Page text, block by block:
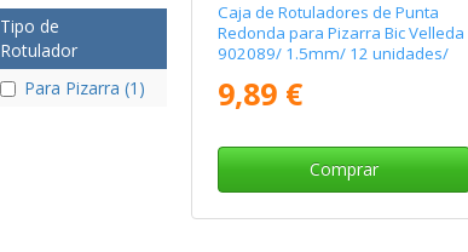
Tipo de
Rotulador
Para Pizarra (1)
Caja de Rotuladores de Punta
Redonda para Pizarra Bic Velleda
902089/ 1.5mm/ 12 unidades/
9,89 €
Comprar